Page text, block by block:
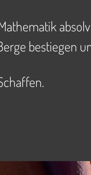
bestiegen